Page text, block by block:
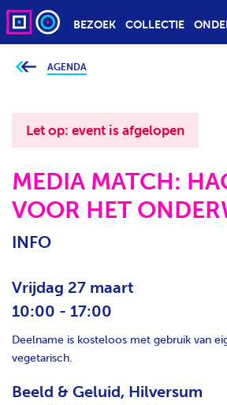
BEZOEK COLLECTIE
J
v
d
e
h
i
e
:
AGENDA
Let op: event is afgelopen
MEDIA MATCH:
VOOR HET
INFO
Vrijdag 27 maart
10:00 - 17:00
Deelname is kosteloos met gebruik van
vegetarisch.
Beeld & Geluid, Hilversum